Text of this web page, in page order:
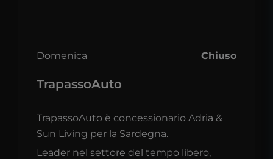
Domenica Chiuso
TrapassoAuto
TrapassoAuto è concessionario Adria &
Sun Living per la Sardegna.
Leader nel settore del tempo libero,